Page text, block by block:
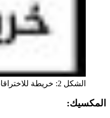
الشكل 2: خريطة للاختراقات المشتبه بها من برنامج بيغاسوس
المكسيك: